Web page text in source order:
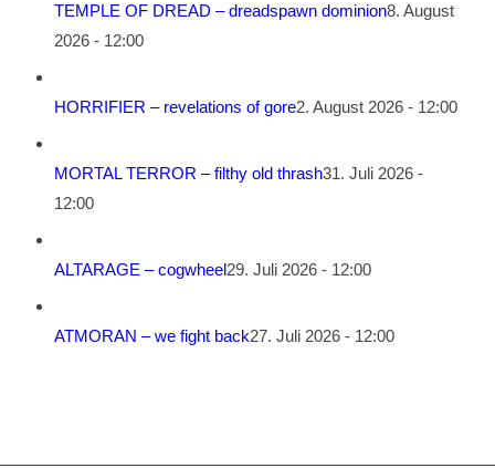
TEMPLE OF DREAD – dreadspawn dominion8. August
2026 - 12:00
HORRIFIER – revelations of gore2. August 2026 - 12:00
MORTAL TERROR – filthy old thrash31. Juli 2026 -
12:00
ALTARAGE – cogwheel29. Juli 2026 - 12:00
ATMORAN – we fight back27. Juli 2026 - 12:00